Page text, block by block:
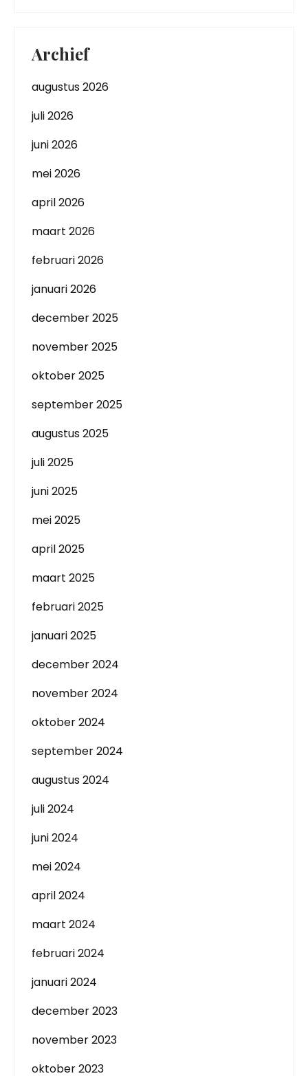
Archief
augustus 2026
juli 2026
juni 2026
mei 2026
april 2026
maart 2026
februari 2026
januari 2026
december 2025
november 2025
oktober 2025
september 2025
augustus 2025
juli 2025
juni 2025
mei 2025
april 2025
maart 2025
februari 2025
januari 2025
december 2024
november 2024
oktober 2024
september 2024
augustus 2024
juli 2024
juni 2024
mei 2024
april 2024
maart 2024
februari 2024
januari 2024
december 2023
november 2023
oktober 2023